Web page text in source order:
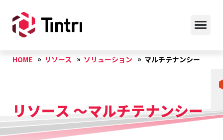
HOME リソース ソリューション マルチテナンシー
リソース ～マルチテナンシー